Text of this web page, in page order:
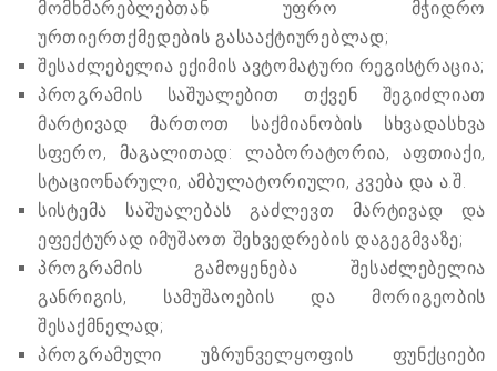
მომხმარებლებთან უფრო მჭიდრო
ურთიერთქმედების გასააქტიურებლად;
შესაძლებელია ექიმის ავტომატური რეგისტრაცია;
პროგრამის საშუალებით თქვენ შეგიძლიათ
მარტივად მართოთ საქმიანობის სხვადასხვა
სფერო, მაგალითად: ლაბორატორია, აფთიაქი,
სტაციონარული, ამბულატორიული, კვება და ა.შ.
სისტემა საშუალებას გაძლევთ მარტივად და
ეფექტურად იმუშაოთ შეხვედრების დაგეგმვაზე;
პროგრამის გამოყენება შესაძლებელია
განრიგის, სამუშაოების და მორიგეობის
შესაქმნელად;
პროგრამული უზრუნველყოფის ფუნქციები